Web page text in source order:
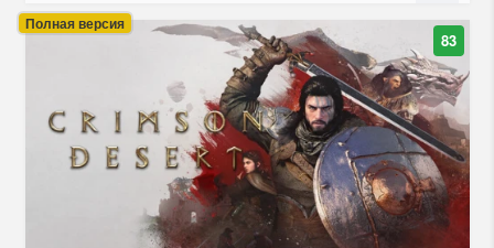
Полная версия
83